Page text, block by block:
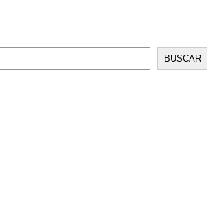
BUSCAR